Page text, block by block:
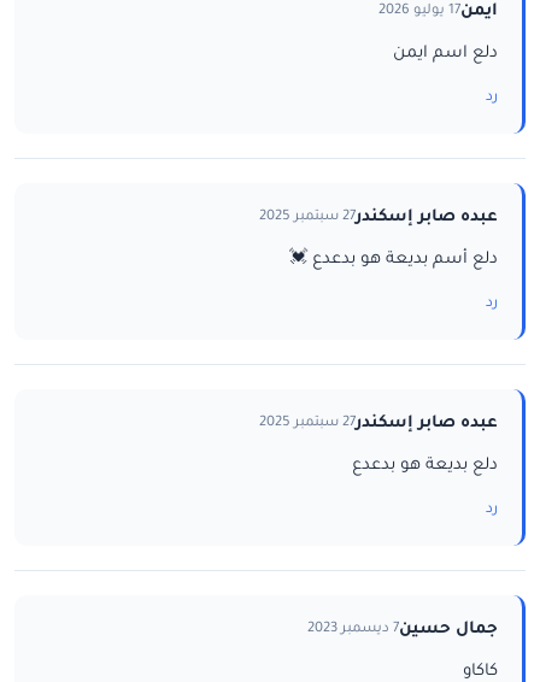
ايمن17 يوليو 2026
دلع اسم ايمن
رد
عبده صابر إسكندر27 سبتمبر 2025
دلع أسم بديعة هو بدعدع 💓
رد
عبده صابر إسكندر27 سبتمبر 2025
دلع بديعة هو بدعدع
رد
جمال حسين7 ديسمبر 2023
كاكاو